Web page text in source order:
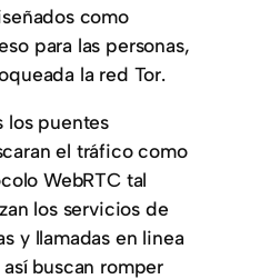
como
para las personas,
la red Tor.
los puentes
el tráfico como
WebRTC tal
los servicios de
y llamadas en linea
buscan romper